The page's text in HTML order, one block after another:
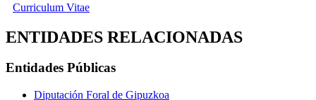
Curriculum Vitae
ENTIDADES RELACIONADAS
Entidades Públicas
Diputación Foral de Gipuzkoa